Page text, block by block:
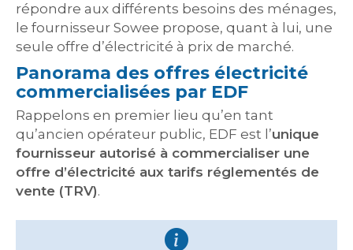
répondre aux différents besoins des ménages,
le fournisseur Sowee propose, quant à lui, une
seule offre d’électricité à prix de marché.
Panorama des offres électricité
commercialisées par EDF
Rappelons en premier lieu qu’en tant
qu’ancien opérateur public, EDF est l’unique
fournisseur autorisé à commercialiser une
offre d’électricité aux tarifs réglementés de
vente (TRV).